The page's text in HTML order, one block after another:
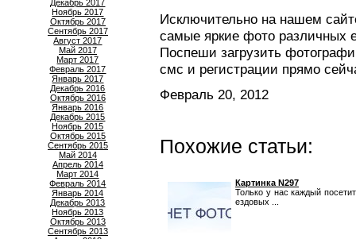
Декабрь 2017
Ноябрь 2017
Октябрь 2017
Сентябрь 2017
Август 2017
Май 2017
Март 2017
Февраль 2017
Январь 2017
Декабрь 2016
Октябрь 2016
Январь 2016
Декабрь 2015
Ноябрь 2015
Октябрь 2015
Сентябрь 2015
Май 2014
Апрель 2014
Март 2014
Февраль 2014
Январь 2014
Декабрь 2013
Ноябрь 2013
Октябрь 2013
Сентябрь 2013
Исключительно на нашем
самые яркие фото различных
Поспеши загрузить
смс и регистрации прямо
Февраль 20, 2012
Похожие статьи:
Картинка N297
Только у нас каждый
ездовых ...